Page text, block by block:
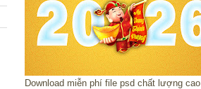
Download miễn phí file psd chất lượng cao